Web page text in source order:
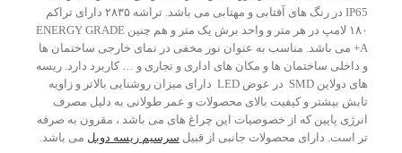
IP65 در رنگ های آفتابی و مهتابی می باشد. تراشه ۲۸۳۵ دارای تراکم
۱۸۰ لامپ در هر متر و واحد برش یک متر و هم چنین ENERGY GRADE
+A می باشد. مناسب به عنوان نور مخفی در نمای خارجی ساختمان ها
و داخلی ساختمان ها و مکان های اداری و تجاری و … کاربرد دارد. ریسه
های دولاین SMD در عوض LED دارای میزان روشنایی بالاتر و زاویه
تابش بیشتر و کیفیت بالای محصولات و عمر طولانی به دلیل مصرف
انرژی پایین که از خصوصیات این چراغ های می باشد ، مقرون به صرفه
تر است. دارای محصولات جانبی از قبیل سرسیم ریسه دوبل می باشد.